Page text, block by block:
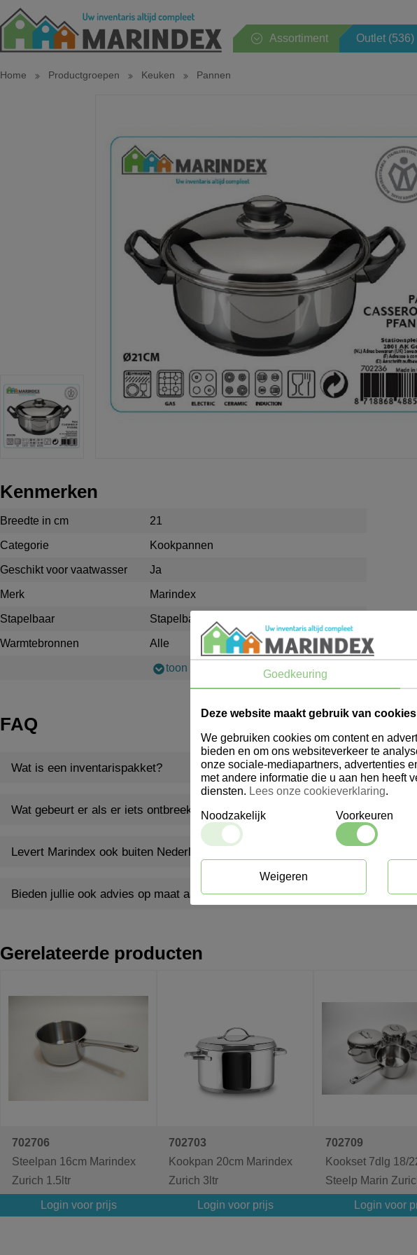
Assortiment Outlet (536)
Home Productgroepen Keuken Pannen
Kenmerken
Breedte in cm 21
Categorie Kookpannen
Geschikt voor vaatwasser Ja
Merk Marindex
Stapelbaar Stapelbaar
Warmtebronnen Alle
toon meer
FAQ
Wat is een inventarispakket?
Wat gebeurt er als er iets ontbreekt of beschadigd is bij levering?
Levert Marindex ook buiten Nederland?
Bieden jullie ook advies op maat aan?
Gerelateerde producten
702706
Steelpan 16cm Marindex
Zurich 1.5ltr
Login voor prijs
702703
Kookpan 20cm Marindex
Zurich 3ltr
Login voor prijs
702709
Kookset 7dlg 18/
Steelp Marin
Login voor
Keuken
Sanitair
Slaapkamer
Tuin en terras
Welkomstpakket
Opbergen
Verlichting
Decoratie
Horeca
Goedkeuring
Deze website maakt gebruik van cookies
We gebruiken cookies om content en
bieden en om ons websiteverkeer te
onze sociale-mediapartners, advertenties
met andere informatie die u aan hen heeft
diensten. Lees onze cookieverklaring.
Noodzakelijk Voorkeuren
Weigeren